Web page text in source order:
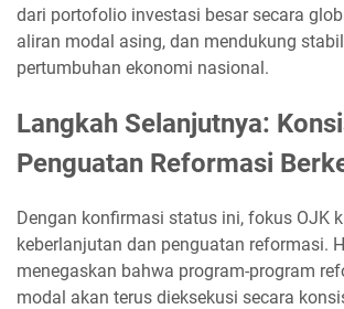
dari portofolio investasi besar secara
aliran modal asing, dan mendukung
pertumbuhan ekonomi nasional.
Langkah Selanjutnya:
Penguatan Reformasi
Dengan konfirmasi status ini, fokus OJK
keberlanjutan dan penguatan reformasi.
menegaskan bahwa program-program
modal akan terus dieksekusi secara